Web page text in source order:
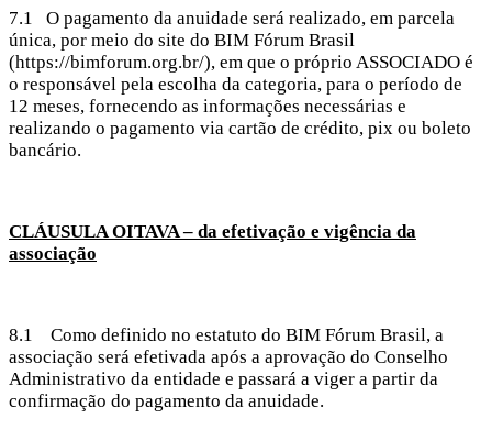
7.1 O pagamento da anuidade será realizado, em parcela
única, por meio do site do BIM Fórum Brasil
(https://bimforum.org.br/), em que o próprio ASSOCIADO é
o responsável pela escolha da categoria, para o período de
12 meses, fornecendo as informações necessárias e
realizando o pagamento via cartão de crédito, pix ou boleto
bancário.
CLÁUSULA OITAVA – da efetivação e vigência da
associação
8.1 Como definido no estatuto do BIM Fórum Brasil, a
associação será efetivada após a aprovação do Conselho
Administrativo da entidade e passará a viger a partir da
confirmação do pagamento da anuidade.